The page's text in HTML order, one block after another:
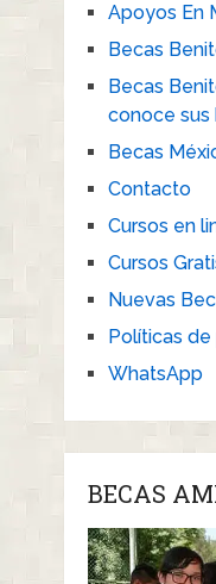
Apoyos En
Becas
Becas
conoce sus
Becas
Contacto
Cursos en
Cursos
Nuevas
Políticas
WhatsApp
BECAS